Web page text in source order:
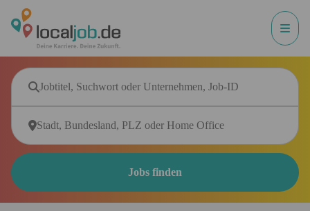
Jobs finden